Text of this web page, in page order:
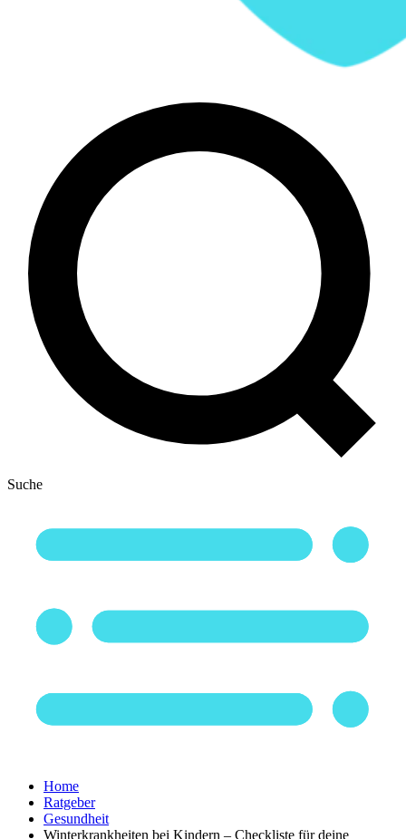
Suche
Home
Ratgeber
Gesundheit
Winterkrankheiten bei Kindern – Checkliste für deine